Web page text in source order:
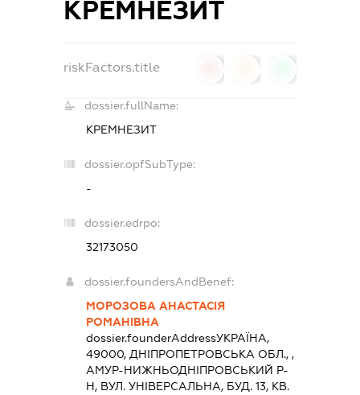
КРЕМНЕЗИТ
riskFactors.title
dossier.fullName:
КРЕМНЕЗИТ
dossier.opfSubType:
-
dossier.edrpo:
32173050
dossier.foundersAndBenef:
МОРОЗОВА АНАСТАСІЯ
РОМАНІВНА
dossier.founderAddressУКРАЇНА,
49000, ДНIПРОПЕТРОВСЬКА ОБЛ., ,
АМУР-НИЖНЬОДНІПРОВСЬКИЙ Р-
Н, ВУЛ. УНІВЕРСАЛЬНА, БУД. 13, КВ.